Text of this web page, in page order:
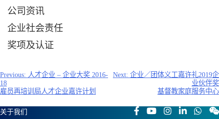
公司资讯
企业社会责任
奖项及认证
文
章
航
Previous: 人才企业 – 企业大奖 2016-
18
雇员再培训局人才企业嘉许计划
Next: 企业／团体义工嘉许礼2019企
业伙伴奖
基督教家庭服务中心
关于我们